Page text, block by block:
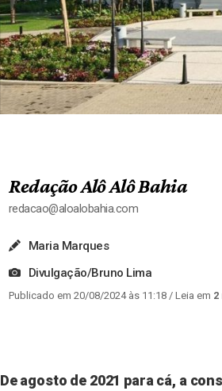
Redação Alô Alô Bahia
redacao@aloalobahia.com
Maria Marques
Divulgação/Bruno Lima
Publicado em 20/08/2024 às 11:18/ Leia em 2
De agosto de 2021 para cá, a